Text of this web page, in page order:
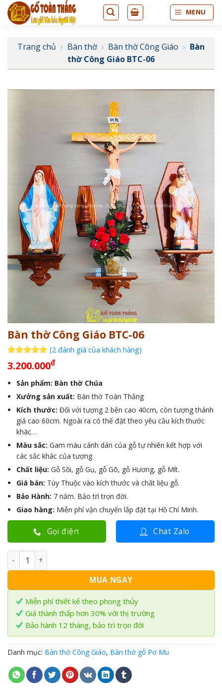
Bỏ
qua
dung
MENU
Trang chủ › Bàn thờ › Bàn thờ Công Giáo › Bàn
thờ Công Giáo BTC-06
Bàn thờ Công Giáo BTC-06
5trên 5
dựa trên
2
(2đánh giá của khách hàng)
3.200.000₫
Sản phẩm: Bàn thờ Chúa
Xưởng sản xuất: Bàn thờ Toàn Thắng
Kích thước: Đối với tượng 2 bên cao 40cm, còn tượng thánh
giá cao 60cm. Ngoài ra có thể đặt theo yêu cầu kích thước
khác…
Màu sắc: Gam màu cánh dán của gỗ tự nhiên kết hợp với
các sắc khác của tượng
Chất liệu: Gỗ Sồi, gỗ Gụ, gỗ Gõ, gỗ Hương, gỗ Mít.
Giá bán: Tùy Thuộc vào kích thước và chất liệu gỗ.
Bảo Hành: 7 năm. Bảo trì trọn đời.
Giao hàng: Miễn phí vận chuyển lắp đặt tại Hồ Chí Minh.
Gọi điện Chat Zalo
Bàn thờ Công Giáo BTC-06 số lượng
MUA NGAY
Miễn phí thiết kế theo phong thủy
Giá thành thấp hơn 30% với thị trường
Bảo hành 12 tháng, bảo trì trọn đời
Danh mục: Bàn thờ Công Giáo, Bàn thờ gỗ Pơ Mu